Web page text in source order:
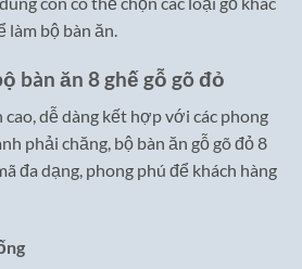
làm bộ bàn ăn.
bàn ăn 8 ghế gỗ gõ đỏ
dễ dàng kết hợp với các phong
phải chăng, bộ bàn ăn gỗ gõ đỏ 8
đa dạng, phong phú để khách hàng